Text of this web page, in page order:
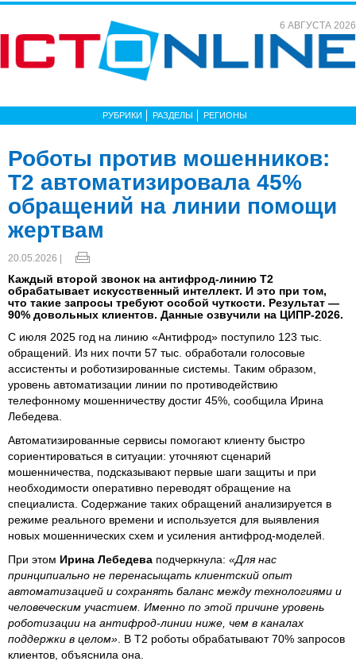
6 АВГУСТА 2026
РУБРИКИ РАЗДЕЛЫ РЕГИОНЫ
Роботы против мошенников:
Т2 автоматизировала 45%
обращений на линии помощи
жертвам
20.05.2026 |
Каждый второй звонок на антифрод-линию Т2
обрабатывает искусственный интеллект. И это при том,
что такие запросы требуют особой чуткости. Результат —
90% довольных клиентов. Данные озвучили на ЦИПР-2026.
С июля 2025 год на линию «Антифрод» поступило 123 тыс.
обращений. Из них почти 57 тыс. обработали голосовые
ассистенты и роботизированные системы. Таким образом,
уровень автоматизации линии по противодействию
телефонному мошенничеству достиг 45%, сообщила Ирина
Лебедева.
Автоматизированные сервисы помогают клиенту быстро
сориентироваться в ситуации: уточняют сценарий
мошенничества, подсказывают первые шаги защиты и при
необходимости оперативно переводят обращение на
специалиста. Содержание таких обращений анализируется в
режиме реального времени и используется для выявления
новых мошеннических схем и усиления антифрод-моделей.
При этом Ирина Лебедева подчеркнула: «Для нас
принципиально не перенасыщать клиентский опыт
автоматизацией и сохранять баланс между технологиями и
человеческим участием. Именно по этой причине уровень
роботизации на антифрод-линии ниже, чем в каналах
поддержки в целом» . В Т2 роботы обрабатывают 70% запросов
клиентов, объяснила она.